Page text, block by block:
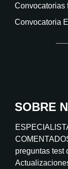
Convocatorias
Convocatoria
SOBRE
preguntas test